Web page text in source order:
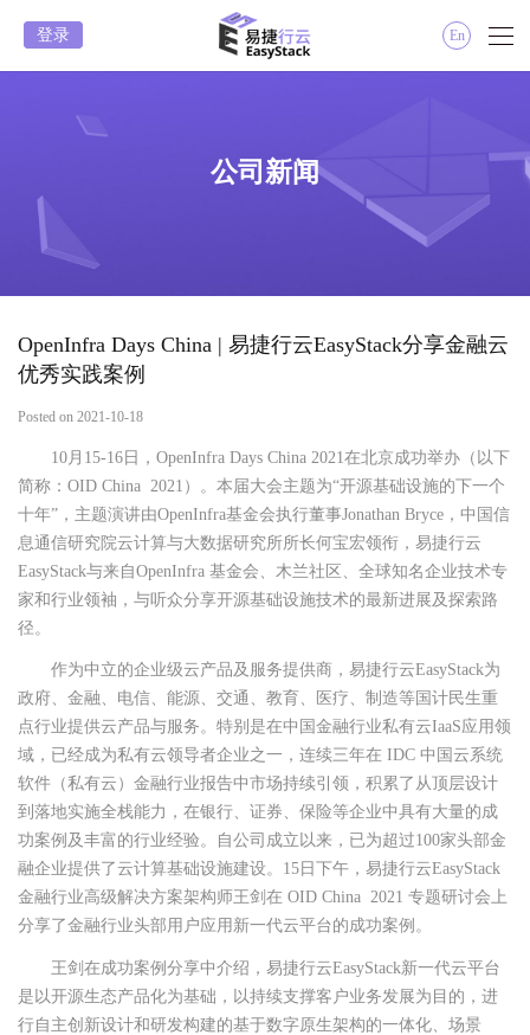
登录 En
公司新闻
OpenInfra Days China | 易捷行云EasyStack分享金融云
优秀实践案例
Posted on 2021-10-18
10月15-16日，OpenInfra Days China 2021在北京成功举办（以下
简称：OID China 2021）。本届大会主题为“开源基础设施的下一个
十年”，主题演讲由OpenInfra基金会执行董事Jonathan Bryce，中国信
息通信研究院云计算与大数据研究所所长何宝宏领衔，易捷行云
EasyStack与来自OpenInfra 基金会、木兰社区、全球知名企业技术专
家和行业领袖，与听众分享开源基础设施技术的最新进展及探索路
径。
作为中立的企业级云产品及服务提供商，易捷行云EasyStack为
政府、金融、电信、能源、交通、教育、医疗、制造等国计民生重
点行业提供云产品与服务。特别是在中国金融行业私有云IaaS应用领
域，已经成为私有云领导者企业之一，连续三年在 IDC 中国云系统
软件（私有云）金融行业报告中市场持续引领，积累了从顶层设计
到落地实施全栈能力，在银行、证券、保险等企业中具有大量的成
功案例及丰富的行业经验。自公司成立以来，已为超过100家头部金
融企业提供了云计算基础设施建设。15日下午，易捷行云EasyStack
金融行业高级解决方案架构师王剑在 OID China 2021 专题研讨会上
分享了金融行业头部用户应用新一代云平台的成功案例。
王剑在成功案例分享中介绍，易捷行云EasyStack新一代云平台
是以开源生态产品化为基础，以持续支撑客户业务发展为目的，进
行自主创新设计和研发构建的基于数字原生架构的一体化、场景